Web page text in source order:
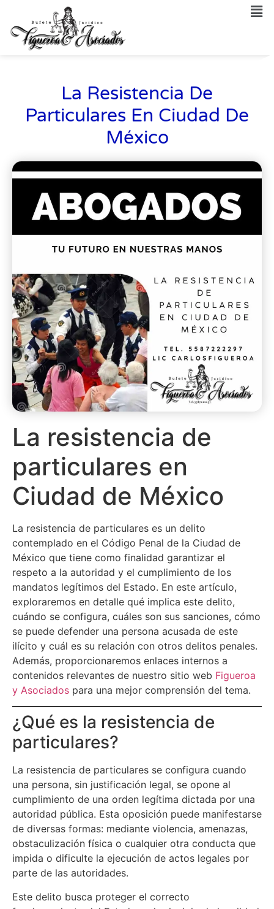
La Resistencia De
Particulares En Ciudad De
México
La resistencia de
particulares en
Ciudad de México
La resistencia de particulares es un delito
contemplado en el Código Penal de la Ciudad de
México que tiene como finalidad garantizar el
respeto a la autoridad y el cumplimiento de los
mandatos legítimos del Estado. En este artículo,
exploraremos en detalle qué implica este delito,
cuándo se configura, cuáles son sus sanciones, cómo
se puede defender una persona acusada de este
ilícito y cuál es su relación con otros delitos penales.
Además, proporcionaremos enlaces internos a
contenidos relevantes de nuestro sitio web Figueroa
y Asociados para una mejor comprensión del tema.
¿Qué es la resistencia de
particulares?
La resistencia de particulares se configura cuando
una persona, sin justificación legal, se opone al
cumplimiento de una orden legítima dictada por una
autoridad pública. Esta oposición puede manifestarse
de diversas formas: mediante violencia, amenazas,
obstaculización física o cualquier otra conducta que
impida o dificulte la ejecución de actos legales por
parte de las autoridades.
Este delito busca proteger el correcto